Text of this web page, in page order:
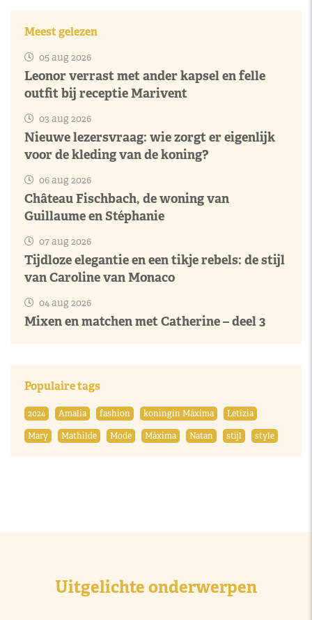
Meest gelezen
05 aug 2026
Leonor verrast met ander kapsel en felle
outfit bij receptie Marivent
03 aug 2026
Nieuwe lezersvraag: wie zorgt er eigenlijk
voor de kleding van de koning?
06 aug 2026
Château Fischbach, de woning van
Guillaume en Stéphanie
07 aug 2026
Tijdloze elegantie en een tikje rebels: de stijl
van Caroline van Monaco
04 aug 2026
Mixen en matchen met Catherine – deel 3
Populaire tags
2024 Amalia fashion koningin Máxima
Letizia
Mary
Mathilde Mode Máxima Natan stijl style
Uitgelichte onderwerpen